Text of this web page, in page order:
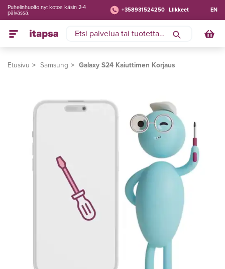
+358931524250 Liikkeet
Puhelinhuolto nyt kotoa käsin 2-4
päivässä.
EN
Etusivu Samsung Galaxy S24 Kaiuttimen Korjaus